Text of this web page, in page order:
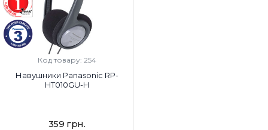
Так
Вага, г:
197 г
Тип підключення:
БездротовіКод товару: 254
Навушники Panasonic RP-
HT010GU-H
359 грн.